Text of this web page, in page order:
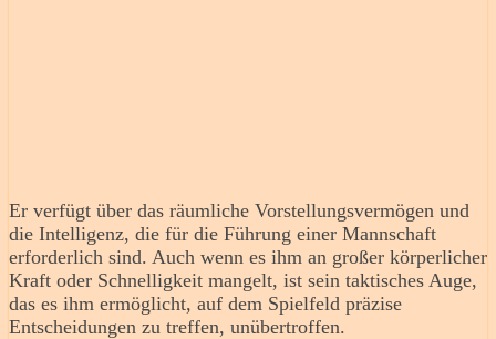
Er verfügt über das räumliche Vorstellungsvermögen und
die Intelligenz, die für die Führung einer Mannschaft
erforderlich sind. Auch wenn es ihm an großer körperlicher
Kraft oder Schnelligkeit mangelt, ist sein taktisches Auge,
das es ihm ermöglicht, auf dem Spielfeld präzise
Entscheidungen zu treffen, unübertroffen.